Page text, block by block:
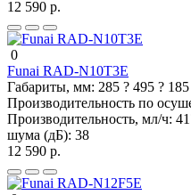
12 590 р.
0
Funai RAD-N10T3E
Габариты, мм: 285 ? 495 ? 185
Производительность по
Производительность, мл/ч:
шума (дБ): 38
12 590 р.